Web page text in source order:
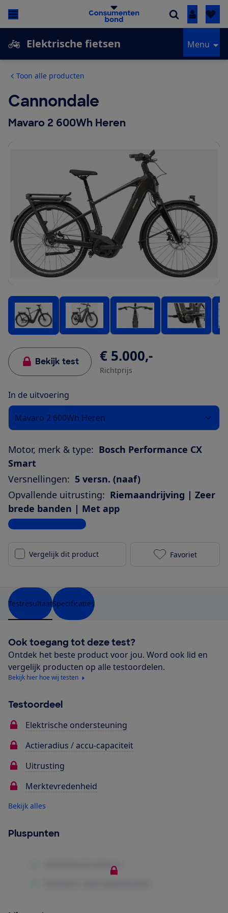
Inloggen
Elektrische fietsen Menu
Toon alle producten
Cannondale
Mavaro 2 600Wh Heren
Bekijk test € 5.000,-
Richtprijs
In de uitvoering
Mavaro 2 600Wh Heren
Motor, merk & type: Bosch Performance CX
Smart
Versnellingen: 5 versn. (naaf)
Opvallende uitrusting: Riemaandrijving | Zeer
brede banden | Met app
Bekijk alle specificaties
Vergelijk dit product Cannondale
Favoriet
TestresultaatSpecificaties
Ook toegang tot deze test?
Ontdek het beste product voor jou. Word ook lid en
vergelijk producten op alle testoordelen.
Bekijk hier hoe wij testen
Testoordeel
Elektrische ondersteuning
Actieradius / accu-capaciteit
Uitrusting
Merktevredenheid
Bekijk alles
Pluspunten